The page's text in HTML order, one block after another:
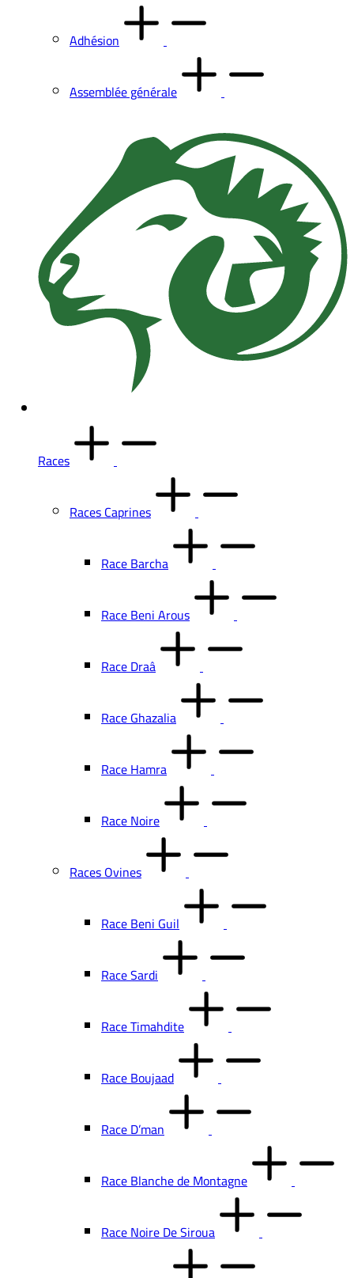
Adhésion
Assemblée générale
Races
Races Caprines
Race Barcha
Race Beni Arous
Race Draâ
Race Ghazalia
Race Hamra
Race Noire
Races Ovines
Race Beni Guil
Race Sardi
Race Timahdite
Race Boujaad
Race D’man
Race Blanche de Montagne
Race Noire De Siroua